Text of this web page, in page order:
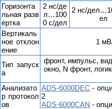
Горизонта
льная разв
ертка
2 нс/де
л…100
0 с/дел
2 нс/
ел
Вертикаль
ное отклон
ение
1
Тип запуск
а
фронт, импульс,
окно, N фронт,
Анализато
р протокол
ов
ADS-6000DEC -
2
ADS-6000CAN -